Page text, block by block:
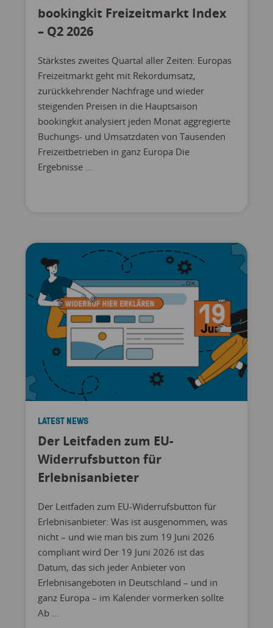
bookingkit Freizeitmarkt Index
– Q2 2026
Stärkstes zweites Quartal aller Zeiten: Europas
Freizeitmarkt geht mit Rekordumsatz,
zurückkehrender Nachfrage und wieder
steigenden Preisen in die Hauptsaison
bookingkit analysiert jeden Monat aggregierte
Buchungs- und Umsatzdaten von Tausenden
Freizeitbetrieben in ganz Europa Die
Ergebnisse …
LATEST NEWS
Der Leitfaden zum EU-
Widerrufsbutton für
Erlebnisanbieter
Der Leitfaden zum EU-Widerrufsbutton für
Erlebnisanbieter: Was ist ausgenommen, was
nicht – und wie man bis zum 19 Juni 2026
compliant wird Der 19 Juni 2026 ist das
Datum, das sich jeder Anbieter von
Erlebnisangeboten in Deutschland – und in
ganz Europa – im Kalender vormerken sollte
Ab …